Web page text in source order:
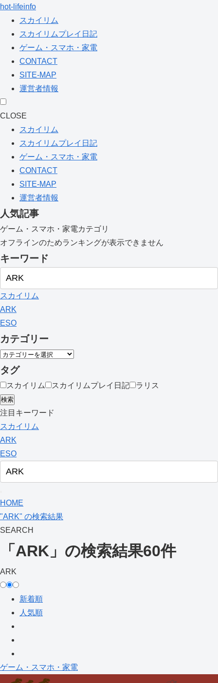
hot-lifeinfo
スカイリム
スカイリムプレイ日記
ゲーム・スマホ・家電
CONTACT
SITE-MAP
運営者情報
CLOSE
スカイリム
スカイリムプレイ日記
ゲーム・スマホ・家電
CONTACT
SITE-MAP
運営者情報
人気記事
ゲーム・スマホ・家電カテゴリ
オフラインのためランキングが表示できません
キーワード
スカイリム
ARK
ESO
カテゴリー
タグ
スカイリム スカイリムプレイ日記 ラリス
検索
注目キーワード
スカイリム
ARK
ESO
HOME
"ARK" の検索結果
SEARCH
「ARK」の検索結果60件
ARK
新着順
人気順
ゲーム・スマホ・家電